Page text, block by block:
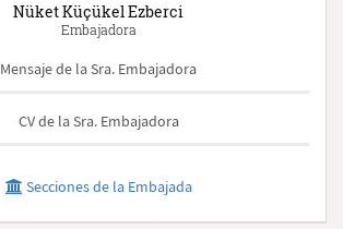
Nüket Küçükel Ezberci
Embajadora
Mensaje de la Sra. Embajadora
CV de la Sra. Embajadora
Secciones de la Embajada